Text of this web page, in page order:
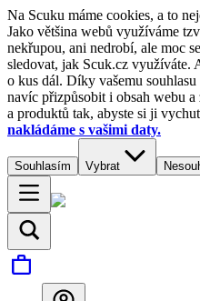
Na Scuku máme cookies, a to
Jako většina webů využíváme
nekřupou, ani nedrobí, ale moc
sledovat, jak Scuk.cz využíváte.
o kus dál. Díky vašemu
navíc přizpůsobit i obsah webu
a produktů tak, abyste si ji
nakládáme s vašimi daty.
Souhlasím Vybrat